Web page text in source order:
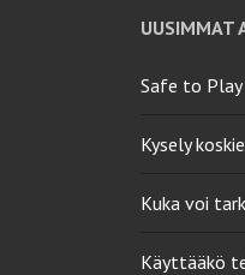
UUSIMMAT
Safe to Play
Kysely
Kuka voi
Käyttääkö